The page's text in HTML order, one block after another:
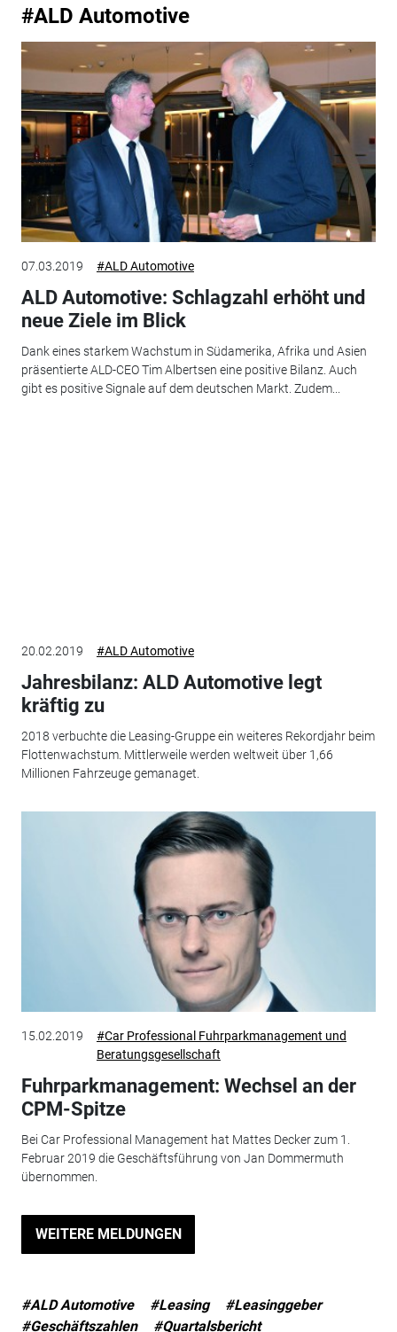
#ALD Automotive
07.03.2019 #ALD Automotive
ALD Automotive: Schlagzahl erhöht und
neue Ziele im Blick
Dank eines starkem Wachstum in Südamerika, Afrika und Asien
präsentierte ALD-CEO Tim Albertsen eine positive Bilanz. Auch
gibt es positive Signale auf dem deutschen Markt. Zudem...
20.02.2019 #ALD Automotive
Jahresbilanz: ALD Automotive legt
kräftig zu
2018 verbuchte die Leasing-Gruppe ein weiteres Rekordjahr beim
Flottenwachstum. Mittlerweile werden weltweit über 1,66
Millionen Fahrzeuge gemanaget.
15.02.2019
#Car Professional Fuhrparkmanagement und
Beratungsgesellschaft
Fuhrparkmanagement: Wechsel an der
CPM-Spitze
Bei Car Professional Management hat Mattes Decker zum 1.
Februar 2019 die Geschäftsführung von Jan Dommermuth
übernommen.
WEITERE MELDUNGEN
#ALD Automotive #Leasing
#Leasinggeber
#Geschäftszahlen
#Quartalsbericht